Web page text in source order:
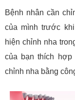
Bệnh nhân cần
của mình trước
hiện chỉnh nha
của bạn thích
chỉnh nha bằng